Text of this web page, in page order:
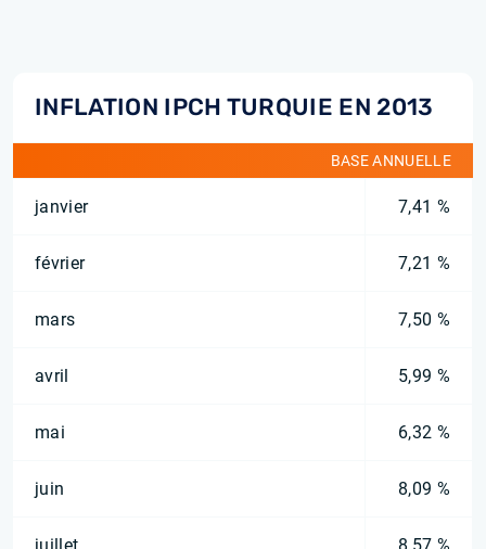
INFLATION IPCH TURQUIE EN 2013
BASE ANNUELLE
janvier 7,41 %
février 7,21 %
mars 7,50 %
avril 5,99 %
mai 6,32 %
juin 8,09 %